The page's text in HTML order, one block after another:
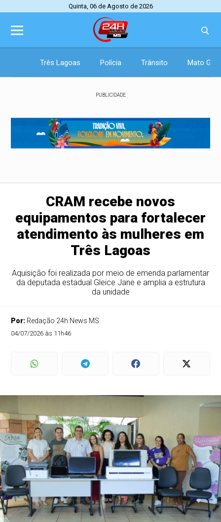
Quinta, 06 de Agosto de 2026
Três Lagoas Polícia Trânsito Mato
PUBLICIDADE
CRAM recebe novos
equipamentos para fortalecer
atendimento às mulheres em
Três Lagoas
Aquisição foi realizada por meio de emenda parlamentar
da deputada estadual Gleice Jane e amplia a estrutura
da unidade
Por: Redação 24h News MS
04/07/2026 às 11h46